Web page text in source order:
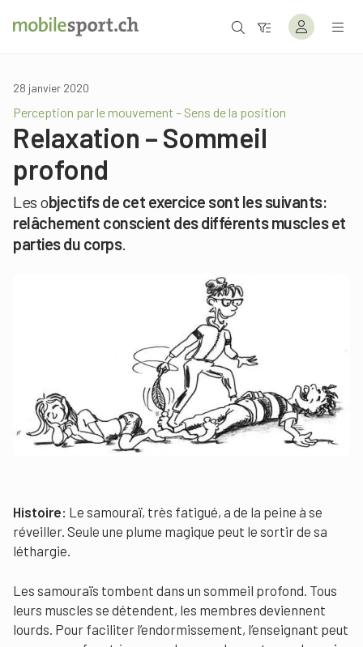
28 janvier 2020
Perception par le mouvement – Sens de la position
Relaxation – Sommeil
profond
Les objectifs de cet exercice sont les suivants:
relâchement conscient des différents muscles et
parties du corps.
Histoire: Le samouraï, très fatigué, a de la peine à se
réveiller. Seule une plume magique peut le sortir de sa
léthargie.
Les samouraïs tombent dans un sommeil profond. Tous
leurs muscles se détendent, les membres deviennent
lourds. Pour faciliter l’endormissement, l’enseignant peut